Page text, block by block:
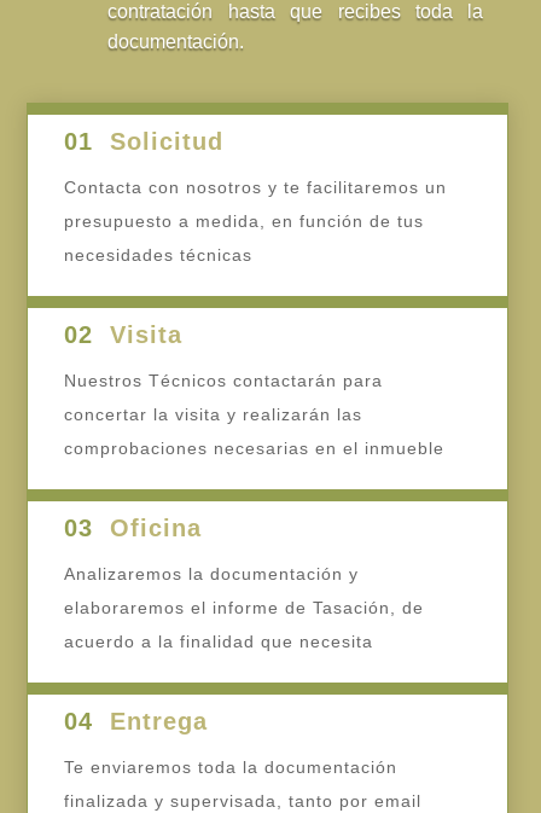
contratación hasta que recibes toda la
documentación.
01 Solicitud
Contacta con nosotros y te facilitaremos un
presupuesto a medida, en función de tus
necesidades técnicas
02 Visita
Nuestros Técnicos contactarán para
concertar la visita y realizarán las
comprobaciones necesarias en el inmueble
03 Oficina
Analizaremos la documentación y
elaboraremos el informe de Tasación, de
acuerdo a la finalidad que necesita
04 Entrega
Te enviaremos toda la documentación
finalizada y supervisada, tanto por email